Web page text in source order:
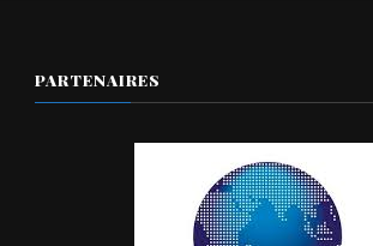
PARTENAIRES